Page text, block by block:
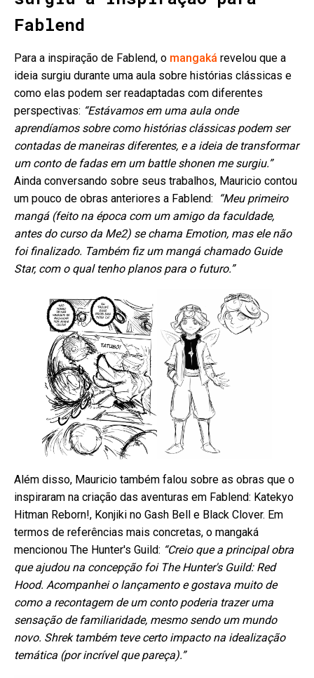
Fablend
Para a inspiração de Fablend, o mangaká revelou que a
ideia surgiu durante uma aula sobre histórias clássicas e
como elas podem ser readaptadas com diferentes
perspectivas: “Estávamos em uma aula onde
aprendíamos sobre como histórias clássicas podem ser
contadas de maneiras diferentes, e a ideia de transformar
um conto de fadas em um battle shonen me surgiu.”
Ainda conversando sobre seus trabalhos, Mauricio contou
um pouco de obras anteriores a Fablend:
“Meu primeiro
mangá (feito na época com um amigo da faculdade,
antes do curso da Me2) se chama Emotion, mas ele não
foi finalizado. Também fiz um mangá chamado Guide
Star, com o qual tenho planos para o futuro.”
Além disso, Mauricio também falou sobre as obras que o
inspiraram na criação das aventuras em Fablend: Katekyo
Hitman Reborn!, Konjiki no Gash Bell e Black Clover. Em
termos de referências mais concretas, o mangaká
mencionou The Hunter's Guild: “Creio que a principal obra
que ajudou na concepção foi The Hunter's Guild: Red
Hood. Acompanhei o lançamento e gostava muito de
como a recontagem de um conto poderia trazer uma
sensação de familiaridade, mesmo sendo um mundo
novo. Shrek também teve certo impacto na idealização
temática (por incrível que pareça).”